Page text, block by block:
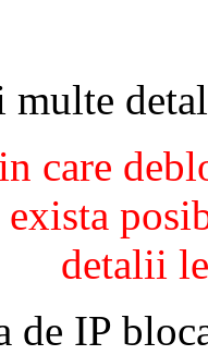
multe
care
detalii
de IP